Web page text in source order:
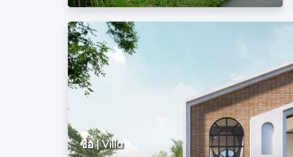
ซื้อ | Villa